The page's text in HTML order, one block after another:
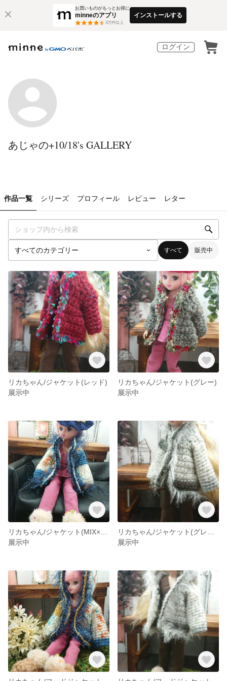
お買いものがもっとお得に
minneのアプリ
3万件以上
インストールする
ログイン
あじゃの+10/18's GALLERY
作品一覧 シリーズ プロフィール レビュー レター
すべて 販売中
リカちゃん/ジャケット(レッド)
展示中
リカちゃん/ジャケット(グレー)
展示中
展示中
展示中